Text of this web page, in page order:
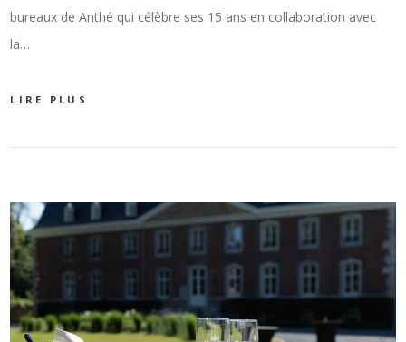
bureaux de Anthé qui célèbre ses 15 ans en collaboration avec
la…
LIRE PLUS